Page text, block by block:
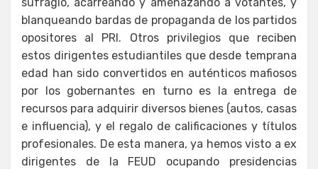
blanqueando bardas de propaganda de los partidos
opositores al PRI. Otros privilegios que reciben
estos dirigentes estudiantiles que desde temprana
edad han sido convertidos en auténticos mafiosos
por los gobernantes en turno es la entrega de
recursos para adquirir diversos bienes (autos, casas
e influencia), y el regalo de calificaciones y títulos
profesionales. De esta manera, ya hemos visto a ex
dirigentes de la FEUD ocupando presidencias